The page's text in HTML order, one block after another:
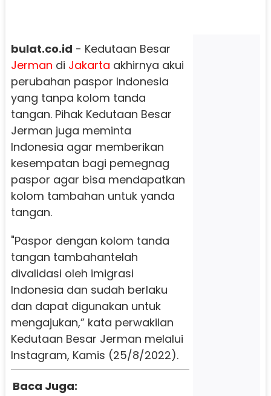
bulat.co.id - Kedutaan Besar
Jerman di Jakarta akhirnya akui
perubahan paspor Indonesia
yang tanpa kolom tanda
tangan. Pihak Kedutaan Besar
Jerman juga meminta
Indonesia agar memberikan
kesempatan bagi pemegnag
paspor agar bisa mendapatkan
kolom tambahan untuk yanda
tangan.
"Paspor dengan kolom tanda
tangan tambahantelah
divalidasi oleh imigrasi
Indonesia dan sudah berlaku
dan dapat digunakan untuk
mengajukan,” kata perwakilan
Kedutaan Besar Jerman melalui
Instagram, Kamis (25/8/2022).
Baca Juga: